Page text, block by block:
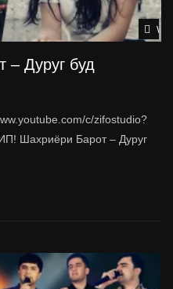
Дуруг буд
c/zifostudio?
Шахриёри Барот – Дуруг